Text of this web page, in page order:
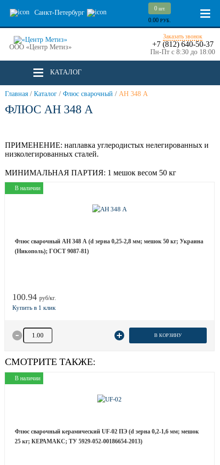
Санкт-Петербург
0 шт.
0.00 РУБ.
ООО «Центр Метиз»
Заказать звонок
+7 (812) 640-50-37
Пн-Пт с 8:30 до 18:00
КАТАЛОГ
Главная / Каталог / Флюс сварочный / АН 348 А
ФЛЮС АН 348 А
ПРИМЕНЕНИЕ: наплавка углеродистых нелегированных и
низколегированных сталей.
МИНИМАЛЬНАЯ ПАРТИЯ: 1 мешок весом 50 кг
В наличии
Флюс сварочный АН 348 А (d зерна 0,25-2,8 мм; мешок 50 кг; Украина
(Никополь); ГОСТ 9087-81)
100.94 руб/кг.
Количество товара В КОРЗИНУ
СМОТРИТЕ ТАКЖЕ:
В наличии
Флюс сварочный керамический UF-02 ПЭ (d зерна 0,2-1,6 мм; мешок
25 кг; КЕРАМАКС; ТУ 5929-052-00186654-2013)